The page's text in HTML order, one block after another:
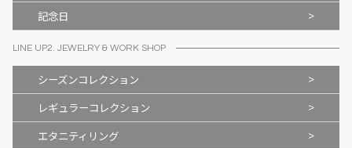
記念日 >
LINE UP2. JEWELRY & WORK SHOP
シーズンコレクション >
レギュラーコレクション >
エタニティリング >